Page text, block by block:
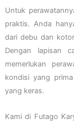
Untuk
praktis. Anda
dari debu dan
Dengan lapisan
memerlukan
kondisi yang
yang keras.
Kami di Futago